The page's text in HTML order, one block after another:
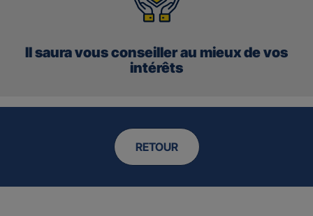
Il saura vous conseiller au mieux de vos
intérêts
RETOUR